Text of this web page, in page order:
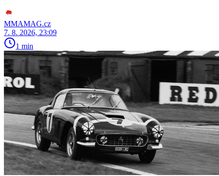
MMAMAG.cz
7. 8. 2026, 23:09
1 min